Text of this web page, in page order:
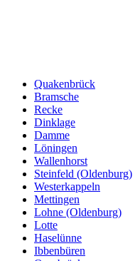
Quakenbrück
Bramsche
Recke
Dinklage
Damme
Löningen
Wallenhorst
Steinfeld (Oldenburg)
Westerkappeln
Mettingen
Lohne (Oldenburg)
Lotte
Haselünne
Ibbenbüren